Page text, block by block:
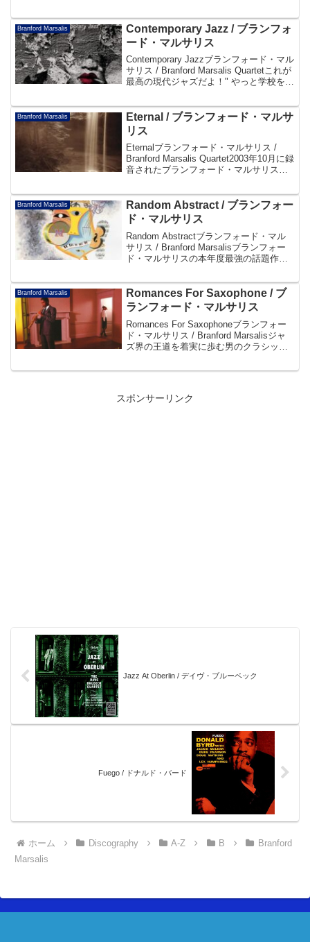
トのCM曲「Steep's Yeek」「Comin...
Branford Marsalis
Contemporary Jazz / ブランフォ
ード・マルサリス
Contemporary Jazzブランフォード・マル
サリス / Branford Marsalis Quartetこれが
最高の現代ジャズだよ！" やっと学校を卒
奏できるようになったよ " ーBranfo...
Branford Marsalis
Eternal / ブランフォード・マルサ
リス
Eternalブランフォード・マルサリス /
Branford Marsalis Quartet2003年10月に録
音されたブランフォード・マルサリス初
ード作、メンバーの一人一人が楽曲を提
供しており7曲中...
Branford Marsalis
Random Abstract / ブランフォー
ド・マルサリス
Random Abstractブランフォード・マル
サリス / Branford Marsalisブランフォー
ド・マルサリスの本年度最強の話題作、
ズ、ロック、クラシックへの深い造詣、
才人ブランフォードの真髄が...
Branford Marsalis
Romances For Saxophone / ブ
ランフォード・マルサリス
Romances For Saxophoneブランフォー
ド・マルサリス / Branford Marsalisジャ
ズ界の王道を着実に歩む男のクラシック
ふさわしいライト・クラシックの数々。
スポンサーリンク
Jazz At Oberlin / デイヴ・ブルーベック
Fuego / ドナルド・バード
ホーム Discography A-Z B
Branford
Marsalis